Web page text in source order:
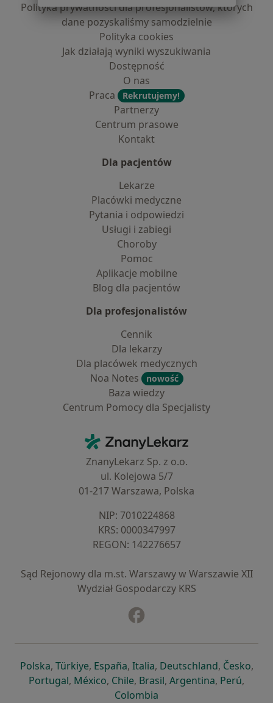
Polityka prywatności dla profesjonalistów, których
dane pozyskaliśmy samodzielnie
Polityka cookies
Jak działają wyniki wyszukiwania
Dostępność
O nas
Praca
Rekrutujemy!
Partnerzy
Centrum prasowe
Kontakt
Dla pacjentów
Lekarze
Placówki medyczne
Pytania i odpowiedzi
Usługi i zabiegi
Choroby
Pomoc
Aplikacje mobilne
Blog dla pacjentów
Dla profesjonalistów
Cennik
Dla lekarzy
Dla placówek medycznych
Noa Notes
nowość
Baza wiedzy
Centrum Pomocy dla Specjalisty
ZnanyLekarz - Strona główna
ZnanyLekarz Sp. z o.o.
ul. Kolejowa 5/7
01-217 Warszawa, Polska
NIP: ⁠7010224868
KRS: ⁠0000347997
REGON: ⁠142276657
Sąd Rejonowy dla m.st. Warszawy w Warszawie XII
Wydział Gospodarczy KRS
Polskaotwiera się w nowej karcie
, Türkiyeotwiera się w nowej karcie
, Españaotwiera się w nowej karcie
, Italiaotwiera się w nowej
, Deutschlandotwiera się
, Česko,
Portugalotwiera się w nowej karcie
, Méxicootwiera się w nowej karcie
, Chileotwiera się w nowej karcie
, Brasilotwiera się w nowej
, Argentinaotwiera się
, Perú,
Colombia